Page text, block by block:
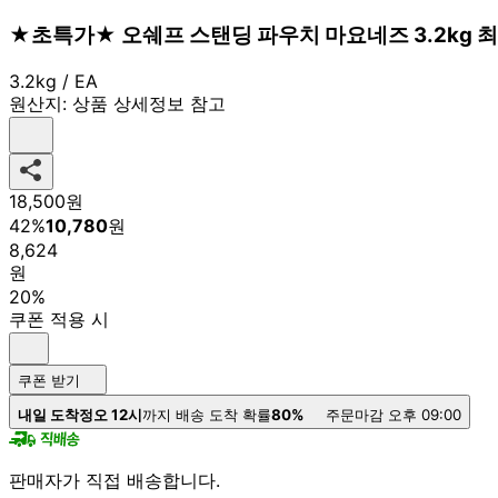
★초특가★ 오쉐프 스탠딩 파우치 마요네즈 3.2kg
3.2kg / EA
원산지: 상품 상세정보 참고
18,500원
42%10,780원
8,624
원
20%
쿠폰 적용 시
쿠폰 받기
내일 도착정오 12시까지 배송 도착 확률80% 주문마감 오후 09:00
판매자가 직접 배송합니다.